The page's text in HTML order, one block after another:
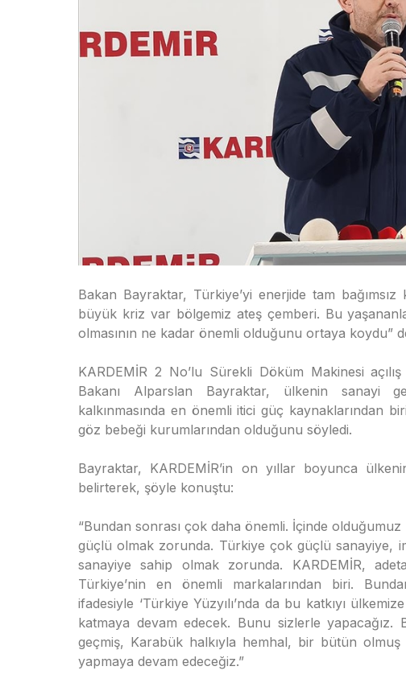
Bakan Bayraktar, Türkiye’yi enerjide tam
büyük kriz var bölgemiz ateş çemberi. Bu
olmasının ne kadar önemli olduğunu ortaya koydu”
KARDEMİR 2 No’lu Sürekli Döküm Makinesi
Bakanı Alparslan Bayraktar, ülkenin sanayi
kalkınmasında en önemli itici güç kaynaklarından
göz bebeği kurumlarından olduğunu söyledi.
Bayraktar, KARDEMİR’in on yıllar boyunca
belirterek, şöyle konuştu:
“Bundan sonrası çok daha önemli. İçinde
güçlü olmak zorunda. Türkiye çok güçlü sanayiye,
sanayiye sahip olmak zorunda. KARDEMİR,
Türkiye’nin en önemli markalarından biri.
ifadesiyle ‘Türkiye Yüzyılı’nda da bu katkıyı
katmaya devam edecek. Bunu sizlerle
geçmiş, Karabük halkıyla hemhal, bir bütün
yapmaya devam edeceğiz.”